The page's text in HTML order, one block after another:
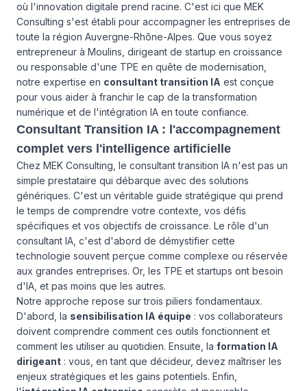
où l'innovation digitale prend racine. C'est ici que MEK
Consulting s'est établi pour accompagner les entreprises de
toute la région Auvergne-Rhône-Alpes. Que vous soyez
entrepreneur à Moulins, dirigeant de startup en croissance
ou responsable d'une TPE en quête de modernisation,
notre expertise en consultant transition IA est conçue
pour vous aider à franchir le cap de la transformation
numérique et de l'intégration IA en toute confiance.
Consultant Transition IA : l'accompagnement
complet vers l'intelligence artificielle
Chez MEK Consulting, le consultant transition IA n'est pas un
simple prestataire qui débarque avec des solutions
génériques. C'est un véritable guide stratégique qui prend
le temps de comprendre votre contexte, vos défis
spécifiques et vos objectifs de croissance. Le rôle d'un
consultant IA, c'est d'abord de démystifier cette
technologie souvent perçue comme complexe ou réservée
aux grandes entreprises. Or, les TPE et startups ont besoin
d'IA, et pas moins que les autres.
Notre approche repose sur trois piliers fondamentaux.
D'abord, la sensibilisation IA équipe : vos collaborateurs
doivent comprendre comment ces outils fonctionnent et
comment les utiliser au quotidien. Ensuite, la formation IA
dirigeant : vous, en tant que décideur, devez maîtriser les
enjeux stratégiques et les gains potentiels. Enfin,